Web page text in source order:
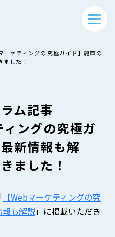
ケティングの究極ガイド】施策の
した！
ム記事
ィングの究極ガ
新情報も解
ました！
【Webマーケティングの究
も解説」に掲載いただき